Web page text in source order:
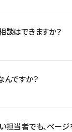
コンテンツ、URLを整
で移行できます。
がそのまま移行される
やデザイン、CMS設計、
談はできますか？
いサイトや、複数部門
既存システムとの連携
わせください。
んですか？
履歴の期間、CMS利
担当者でも、ページ